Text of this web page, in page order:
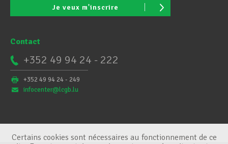
Je veux m'inscrire
Contact
+352 49 94 24 - 222
+352 49 94 24 - 249
infocenter@lcgb.lu
Certains cookies sont nécessaires au fonctionnement de ce